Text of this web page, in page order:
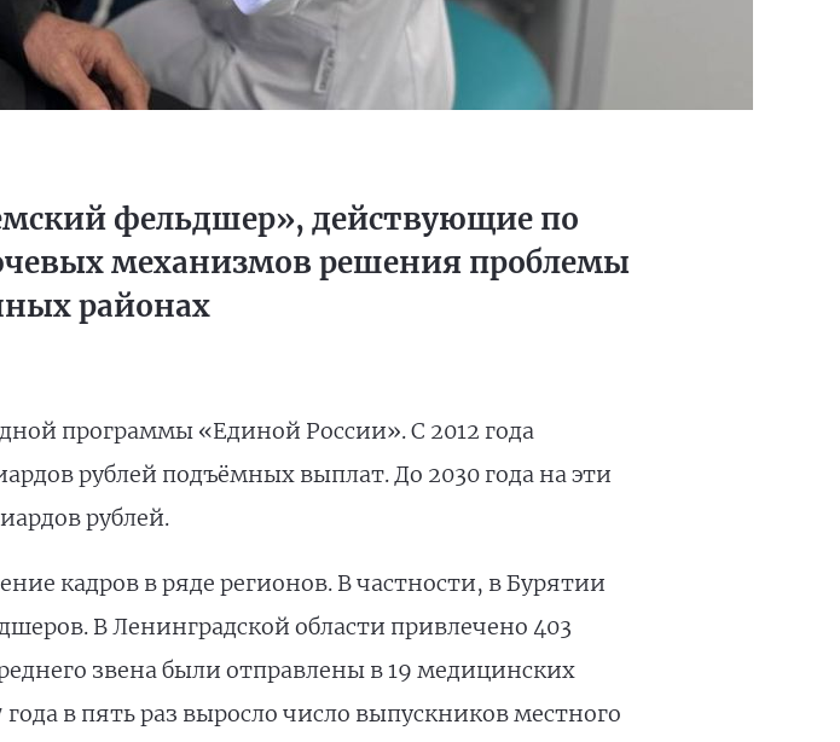
фельдшер», действующие по
механизмов решения проблемы
районах
программы «Единой России». С 2012 года
рублей подъёмных выплат. До 2030 года на эти
рублей.
кадров в ряде регионов. В частности, в Бурятии
В Ленинградской области привлечено 403
звена были отправлены в 19 медицинских
в пять раз выросло число выпускников местного